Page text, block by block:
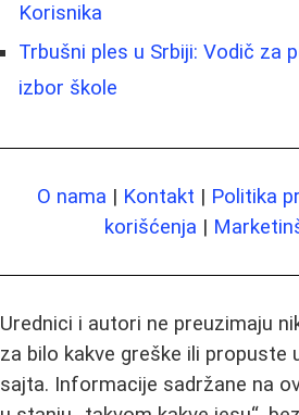
Korisnika
Trbušni ples u Srbiji: Vodič za
izbor škole
O nama | Kontakt | Politika
korišćenja |
Urednici i autori ne preuzimaju
za bilo kakve greške ili propuste
sajta. Informacije sadržane na